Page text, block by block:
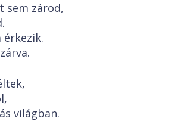
sem zárod,
érkezik.
világban.